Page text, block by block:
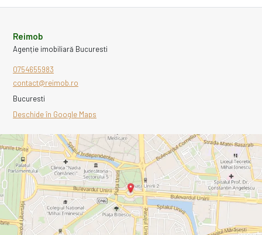
Reimob
Agenție imobiliară Bucuresti
0754655983
contact@reimob.ro
Bucuresti
Deschide în Google Maps